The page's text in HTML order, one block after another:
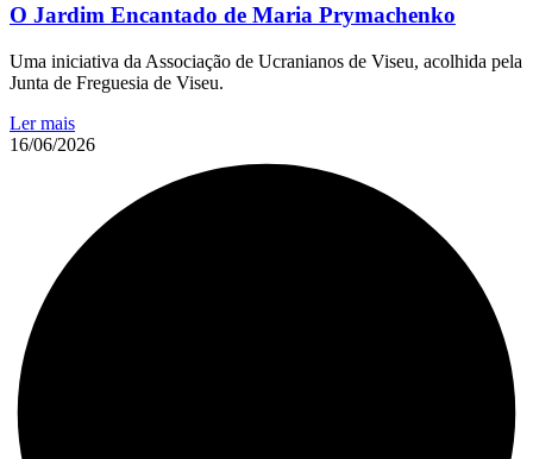
O Jardim Encantado de Maria Prymachenko
Uma iniciativa da Associação de Ucranianos de Viseu, acolhida pela
Junta de Freguesia de Viseu.
Ler mais
16/06/2026